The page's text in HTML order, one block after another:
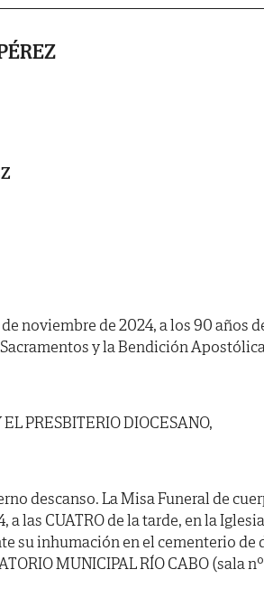
noviembre de 2024, a los 90 años
y la Bendición
PRESBITERIO DIOCESANO,
descanso. La Misa Funeral de
a las CUATRO de la tarde, en la
su inhumación en el cementerio de
MUNICIPAL RÍO CABO (sala